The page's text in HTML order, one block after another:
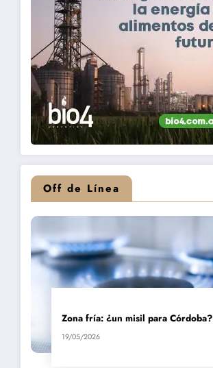
Off de Línea
Zona fría: ¿un misil para Córdoba?
19/05/2026